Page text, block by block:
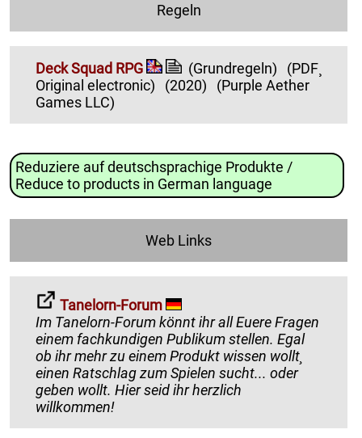
Regeln
Deck Squad RPG (Grundregeln)
(PDF¸
Original electronic)
(2020)
(Purple Aether
Games LLC)
Reduziere auf deutschsprachige Produkte /
Reduce to products in German language
Web Links
Tanelorn-Forum
Im Tanelorn-Forum könnt ihr all Euere Fragen
einem fachkundigen Publikum stellen. Egal
ob ihr mehr zu einem Produkt wissen wollt¸
einen Ratschlag zum Spielen sucht... oder
geben wollt. Hier seid ihr herzlich
willkommen!